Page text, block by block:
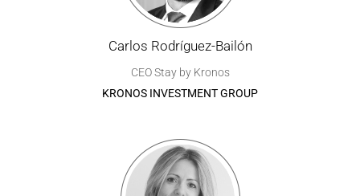
Carlos Rodríguez-Bailón
CEO Stay by Kronos
KRONOS INVESTMENT GROUP